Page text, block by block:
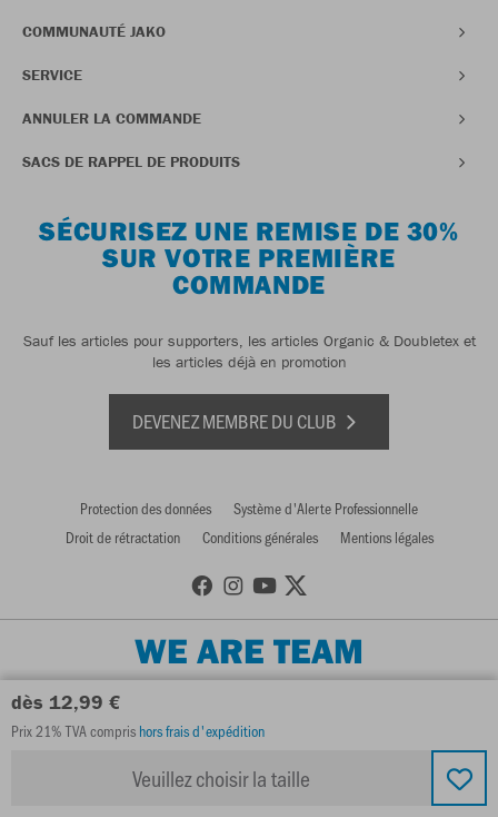
dès 12,99 €
Prix 21% TVA compris hors frais d'expédition
Veuillez choisir la taille
COMMUNAUTÉ JAKO
SERVICE
ANNULER LA COMMANDE
SACS DE RAPPEL DE PRODUITS
SÉCURISEZ UNE REMISE DE 30%
SUR VOTRE PREMIÈRE
COMMANDE
Sauf les articles pour supporters, les articles Organic & Doubletex et
les articles déjà en promotion
DEVENEZ MEMBRE DU CLUB
Protection des données
Système d'Alerte Professionnelle
Droit de rétractation
Conditions générales Mentions légales
WE ARE TEAM